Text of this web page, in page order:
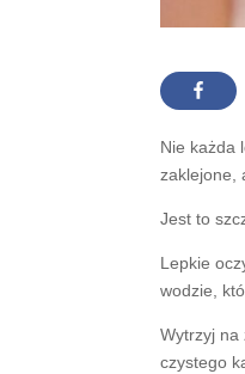
Nie każda
zaklejone,
Jest to
Lepkie
wodzie,
Wytrzyj na
czystego